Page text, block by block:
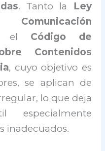
. Tanto la Ley
el Código de
Contenidos
, cuyo objetivo es
se aplican de
lo que deja
inadecuados.